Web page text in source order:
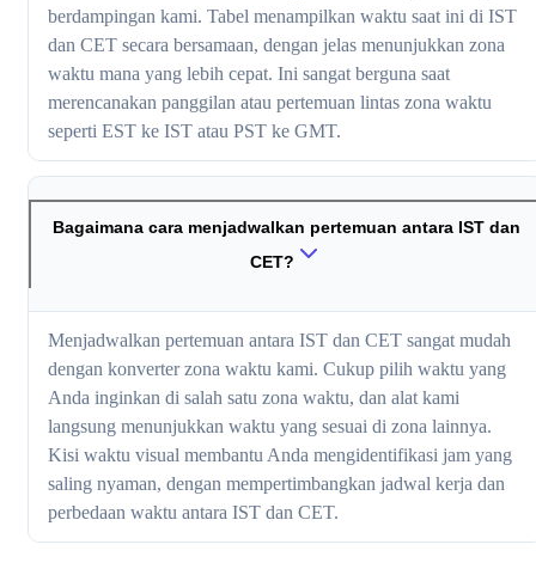
berdampingan kami. Tabel menampilkan waktu saat ini di IST
dan CET secara bersamaan, dengan jelas menunjukkan zona
waktu mana yang lebih cepat. Ini sangat berguna saat
merencanakan panggilan atau pertemuan lintas zona waktu
seperti EST ke IST atau PST ke GMT.
Bagaimana cara menjadwalkan pertemuan antara IST dan
CET?
Menjadwalkan pertemuan antara IST dan CET sangat mudah
dengan konverter zona waktu kami. Cukup pilih waktu yang
Anda inginkan di salah satu zona waktu, dan alat kami
langsung menunjukkan waktu yang sesuai di zona lainnya.
Kisi waktu visual membantu Anda mengidentifikasi jam yang
saling nyaman, dengan mempertimbangkan jadwal kerja dan
perbedaan waktu antara IST dan CET.